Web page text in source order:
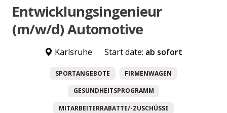
Entwicklungsingenieur
(m/w/d) Automotive
Karlsruhe Start date: ab sofort
SPORTANGEBOTE FIRMENWAGEN
GESUNDHEITSPROGRAMM
MITARBEITERRABATTE/-ZUSCHÜSSE